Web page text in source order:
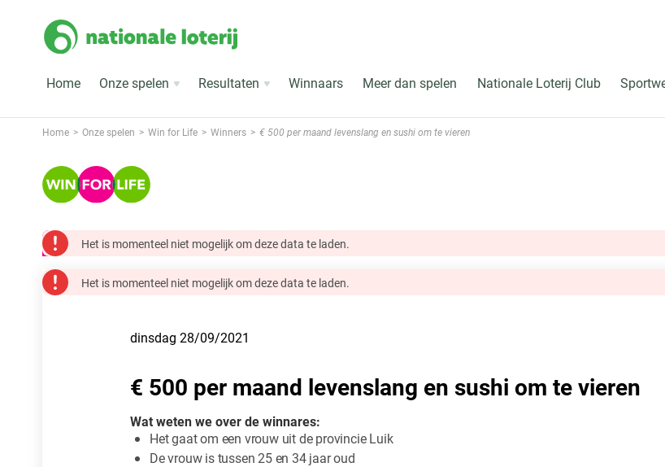
Home Onze spelen Resultaten Winnaars Meer dan spelen Nationale Loterij Club
Home Onze spelen Win for Life Winners € 500 per maand levenslang en sushi om te vieren
Het is momenteel niet mogelijk om deze data te laden.
Het is momenteel niet mogelijk om deze data te laden.
dinsdag 28/09/2021
€ 500 per maand levenslang en sushi om te vieren
Wat weten we over de winnares:
Het gaat om een vrouw uit de provincie Luik
De vrouw is tussen 25 en 34 jaar oud